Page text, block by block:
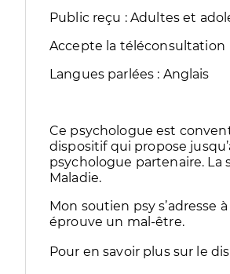
Public reçu : Adultes et
Accepte la téléconsultation
Langues parlées : Anglais
Ce psychologue est
dispositif qui propose
psychologue partenaire. La
Maladie.
Mon soutien psy s’adresse
éprouve un mal-être.
Pour en savoir plus sur le